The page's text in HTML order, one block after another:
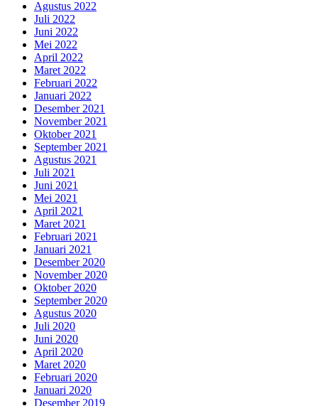
Agustus 2022
Juli 2022
Juni 2022
Mei 2022
April 2022
Maret 2022
Februari 2022
Januari 2022
Desember 2021
November 2021
Oktober 2021
September 2021
Agustus 2021
Juli 2021
Juni 2021
Mei 2021
April 2021
Maret 2021
Februari 2021
Januari 2021
Desember 2020
November 2020
Oktober 2020
September 2020
Agustus 2020
Juli 2020
Juni 2020
April 2020
Maret 2020
Februari 2020
Januari 2020
Desember 2019